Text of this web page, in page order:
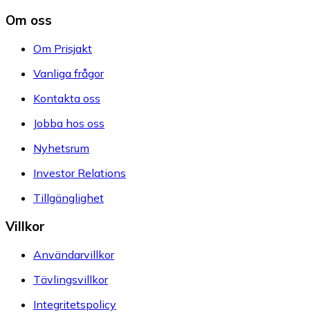
Om oss
Om Prisjakt
Vanliga frågor
Kontakta oss
Jobba hos oss
Nyhetsrum
Investor Relations
Tillgänglighet
Villkor
Användarvillkor
Tävlingsvillkor
Integritetspolicy